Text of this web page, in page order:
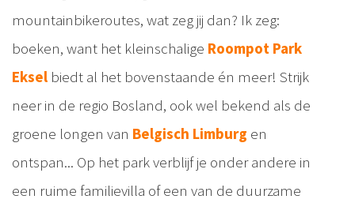
mountainbikeroutes, wat zeg jij dan? Ik zeg:
boeken, want het kleinschalige Roompot Park
Eksel biedt al het bovenstaande én meer! Strijk
neer in de regio Bosland, ook wel bekend als de
groene longen van Belgisch Limburg en
ontspan... Op het park verblijf je onder andere in
een ruime familievilla of een van de duurzame